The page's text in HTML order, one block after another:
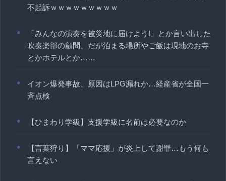
不起訴ｗｗｗｗｗｗｗｗｗ
「みんなの演奏を被災地に届けよう!」とか言い出した
吹奏楽部の顧問、だが泊まる場所やご飯は現地のお寺
とかホテルとか……
イオン爆発事故、原因はLPG漏れか…経産省が全国一
斉点検
【ひまわり学級】支援学級に名前は必要なのか
【言葉狩り】「ママ応援」が炎上して謝罪…もう何も
言えない